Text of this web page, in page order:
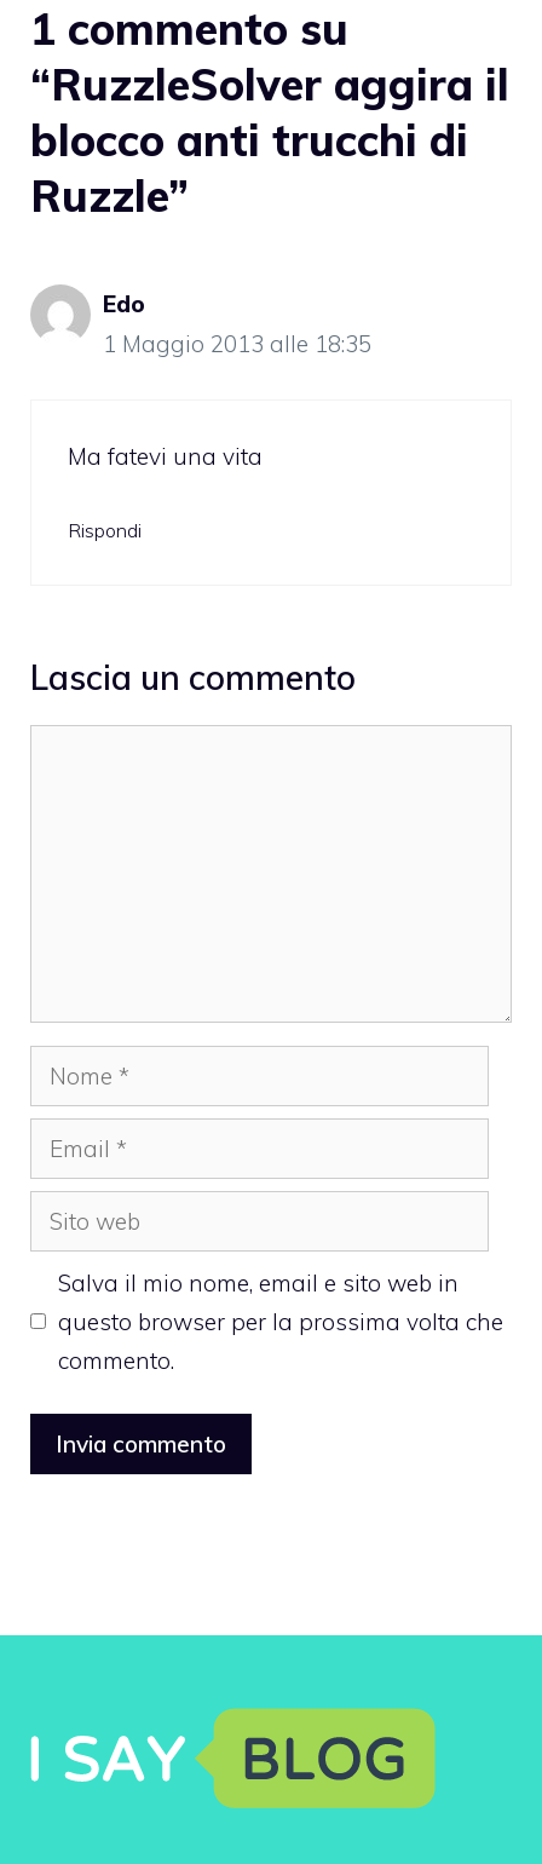
1 commento su
“RuzzleSolver aggira il
blocco anti trucchi di
Ruzzle”
Edo
1 Maggio 2013 alle 18:35
Ma fatevi una vita
Rispondi
Lascia un commento
Nome
Email
Sito
web
Salva il mio nome, email e sito web in
questo browser per la prossima volta che
commento.